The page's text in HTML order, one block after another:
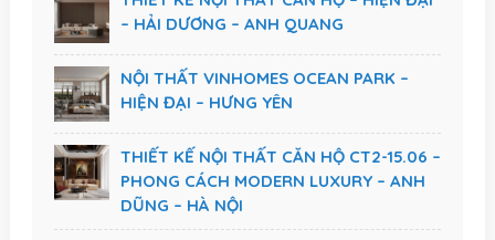
– HẢI DƯƠNG – ANH QUANG
NỘI THẤT VINHOMES OCEAN PARK –
HIỆN ĐẠI – HƯNG YÊN
THIẾT KẾ NỘI THẤT CĂN HỘ CT2-15.06 –
PHONG CÁCH MODERN LUXURY – ANH
DŨNG – HÀ NỘI